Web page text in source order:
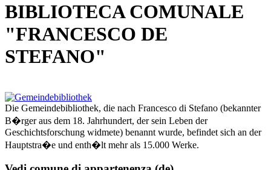
BIBLIOTECA COMUNALE
"FRANCESCO DE
STEFANO"
Die Gemeindebibliothek, die nach Francesco di Stefano (bekannter
B�rger aus dem 18. Jahrhundert, der sein Leben der
Geschichtsforschung widmete) benannt wurde, befindet sich an der
Hauptstra�e und enth�lt mehr als 15.000 Werke.